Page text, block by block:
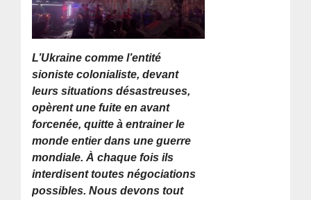
L’Ukraine comme l’entité
sioniste colonialiste, devant
leurs situations désastreuses,
opèrent une fuite en avant
forcenée, quitte à entrainer le
monde entier dans une guerre
mondiale. À chaque fois ils
interdisent toutes négociations
possibles. Nous devons tout